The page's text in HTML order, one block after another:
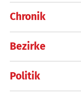
Chronik
Bezirke
Politik